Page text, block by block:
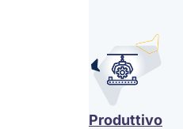
Produttivo